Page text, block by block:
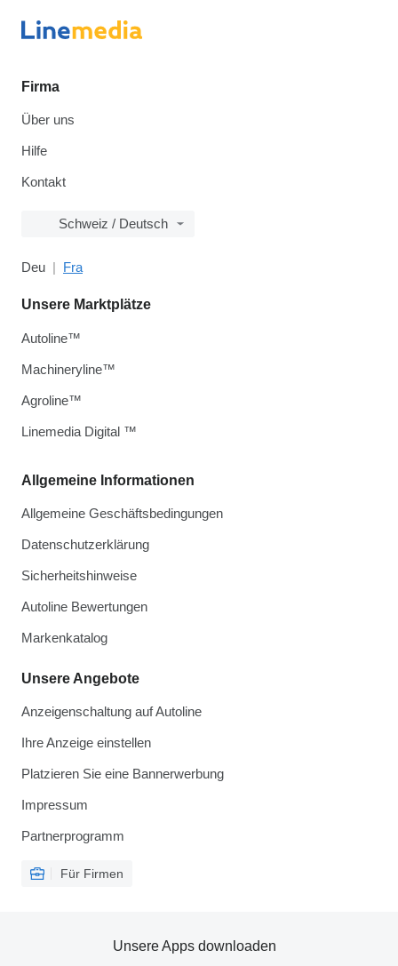
Firma
Über uns
Hilfe
Kontakt
Schweiz / Deutsch
Deu Fra
Allgemeine Informationen
Allgemeine Geschäftsbedingungen
Datenschutzerklärung
Sicherheitshinweise
Autoline Bewertungen
Markenkatalog
Unsere Angebote
Anzeigenschaltung auf Autoline
Ihre Anzeige einstellen
Platzieren Sie eine Bannerwerbung
Impressum
Partnerprogramm
Für Firmen
Unsere Marktplätze
Autoline™
Machineryline™
Agroline™
Linemedia Digital ™
Unsere Apps downloaden